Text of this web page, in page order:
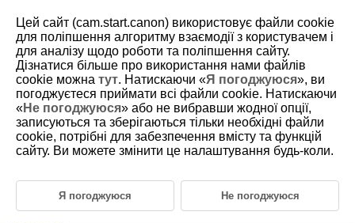
D027-081
Налаштування балансу білого
Баланс білого
] Ручний ББ
Цей сайт (cam.start.canon) використовує файли cookie
для поліпшення алгоритму взаємодії з користувачем і
для аналізу щодо роботи та поліпшення сайту.
Дізнатися більше про використання нами файлів
cookie можна тут. Натискаючи «Я погоджуюся», ви
погоджуєтеся приймати всі файли cookie. Натискаючи
«Не погоджуюся» або не вибравши жодної опції,
записуються та зберігаються тільки необхідні файли
cookie, потрібні для забезпечення вмісту та функцій
сайту. Ви можете змінити це налаштування будь-коли.
Я погоджуюся Не погоджуюся